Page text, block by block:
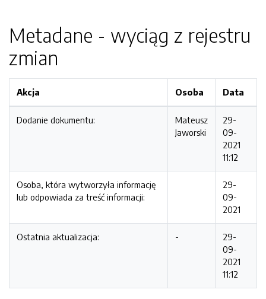
Metadane - wyciąg z rejestru
zmian
Akcja Osoba Data
Dodanie dokumentu:
Mateusz
Jaworski
29-
09-
2021
11:12
Osoba, która wytworzyła informację
lub odpowiada za treść informacji:
29-
09-
2021
Ostatnia aktualizacja: -
29-
09-
2021
11:12